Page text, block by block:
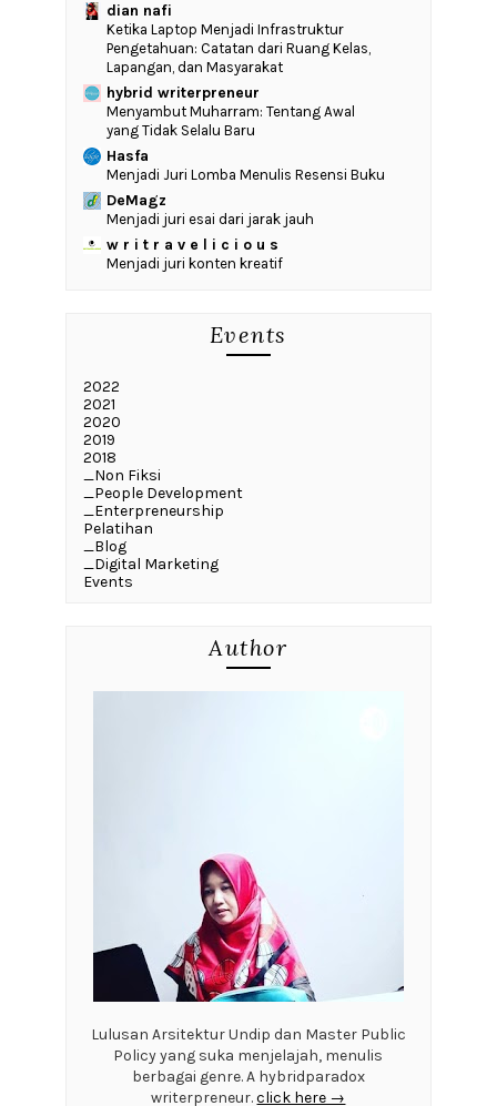
dian nafi
Ketika Laptop Menjadi Infrastruktur
Pengetahuan: Catatan dari Ruang Kelas,
Lapangan, dan Masyarakat
hybrid writerpreneur
Menyambut Muharram: Tentang Awal
yang Tidak Selalu Baru
Hasfa
Menjadi Juri Lomba Menulis Resensi Buku
DeMagz
Menjadi juri esai dari jarak jauh
w r i t r a v e l i c i o u s
Menjadi juri konten kreatif
Events
2022
2021
2020
2019
2018
_Non Fiksi
_People Development
_Enterpreneurship
Pelatihan
_Blog
_Digital Marketing
Events
Author
Lulusan Arsitektur Undip dan Master Public
Policy yang suka menjelajah, menulis
berbagai genre. A hybridparadox
writerpreneur.click here →